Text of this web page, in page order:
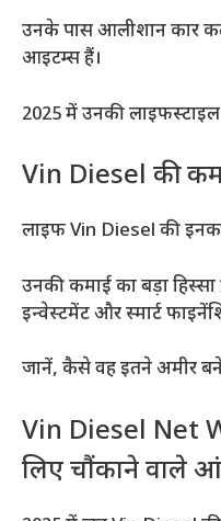
उनके पास आलीशान कार
आइटम्स हैं।
2025 में उनकी
Vin Diesel की
लाइफ Vin Diesel की
उनकी कमाई का बड़ा हिस्सा
इन्वेस्टमेंट और स्मार्ट
जानें, कैसे वह इतने अमीर
Vin Diesel Net
लिए चौंकाने वाले